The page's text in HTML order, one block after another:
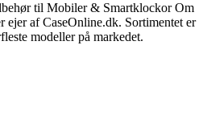
til Mobiler & Smartklockor Om
ejer af CaseOnline.dk. Sortimentet er
modeller på markedet.